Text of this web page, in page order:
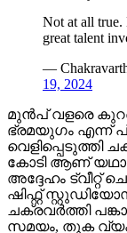
Not at all true.
great talent
—
19, 2024
മുൻപ് വളരെ
ഭ്രമയുഗം എന്ന്
വെളിപ്പെടുത്തി
കോടി ആണ്
അദ്ദേഹം
ഷിഫ്റ്റ്
ചക്രവർത്തി
സമയം, തുക